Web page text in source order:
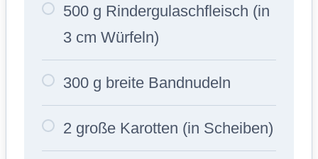
500 g Rindergulaschfleisch (in
3 cm Würfeln)
300 g breite Bandnudeln
2 große Karotten (in Scheiben)